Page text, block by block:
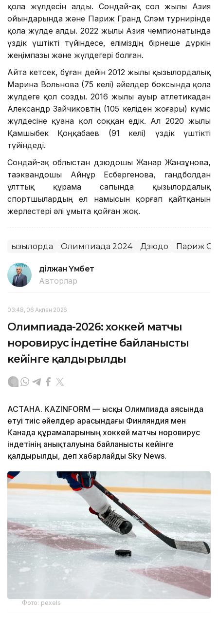
қола жүлдесін алды. Сондай-ақ сол жылы Азия
ойындарында және Париж Гранд Слэм турнирінде
қола жүлде алды. 2022 жылы Азия чемпионатында
үздік үштікті түйіндесе, еліміздің бірнеше дүркін
жеңімпазы және жүлдегері болған.
Айта кетсек, бұған дейін 2012 жылы қызылордалық
Марина Вольнова (75 келі) әйелдер боксында қола
жүлдеге қол созды. 2016 жылы ауыр атлетикадан
Александр Зайчиковтің (105 келіден жоғары) күміс
жүлдесіне қуана қол соққан едік. Ал 2020 жылы
Қамшыбек Қоңқабаев (91 келі) үздік үштікті
түйіндеді.
Сондай-ақ облыстан дзюдошы Жанар Жанзұнова,
таэквандошы Айнұр Есбергенова, гандболдан
ұлттық құрама сапында қызылордалық
спортшылардың ел намысын қорғап қайтқанын
жерлестері әлі ұмыта қойған жоқ.
Қызылорда Олимпиада 2024 Дзюдо Париж
Әділжан Үмбет
Авторлар
03:48, 06 Ақпан 2026
Олимпиада-2026: хоккей матчы
норовирус індетіне байланысты
кейінге қалдырылды
АСТАНА. KAZINFORM — Қысқы Олимпиада аясында
өтуі тиіс әйелдер арасындағы Финляндия мен
Канада құрамаларының хоккей матчы норовирус
індетінің анықталуына байланысты кейінге
қалдырылды, деп хабарлайды Sky News.
Фото: pexels